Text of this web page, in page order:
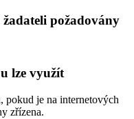
požadovány
lze využít
pokud je na internetových
zřízena.